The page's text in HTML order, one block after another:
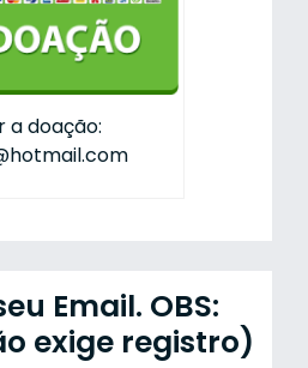
a doação:
Email. OBS:
exige registro)